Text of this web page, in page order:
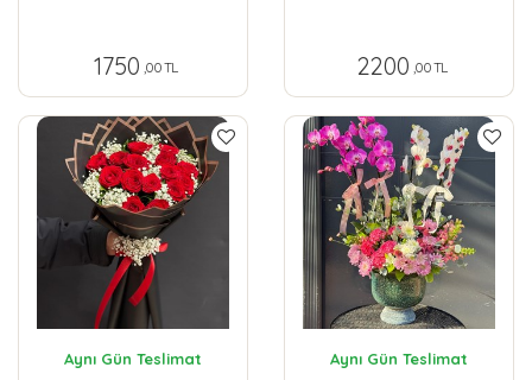
1750 ,00 TL 2200 ,00 TL
Aynı Gün Teslimat Aynı Gün Teslimat